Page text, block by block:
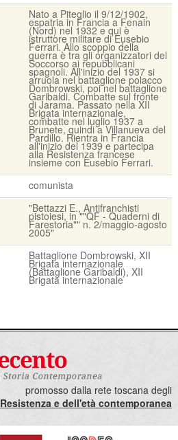
Nato a Piteglio il 9/12/1902,
espatria in Francia a Fenain
(Nord) nel 1932 e qui è
istruttore militare di Eusebio
Ferrari. Allo scoppio della
guerra è tra gli organizzatori del
Soccorso ai repubblicani
spagnoli. All'inizio del 1937 si
arruola nel battaglione polacco
Dombrowski, poi nel battaglione
Garibaldi. Combatte sul fronte
di Jarama. Passato nella XII
Brigata internazionale,
combatte nel luglio 1937 a
Brunete, quindi a Villanueva del
Pardillo. Rientra in Francia
all'inizio del 1939 e partecipa
alla Resistenza francese
insieme con Eusebio Ferrari.
comunista
"Bettazzi E., Antifranchisti
pistoiesi, in ""QF - Quaderni di
Farestoria"" n. 2/maggio-agosto
2005"
Battaglione Dombrowski, XII
Brigata internazionale
(Battaglione Garibaldi), XII
Brigata internazionale
promosso dalla rete toscana degli
e dell'età contemporanea